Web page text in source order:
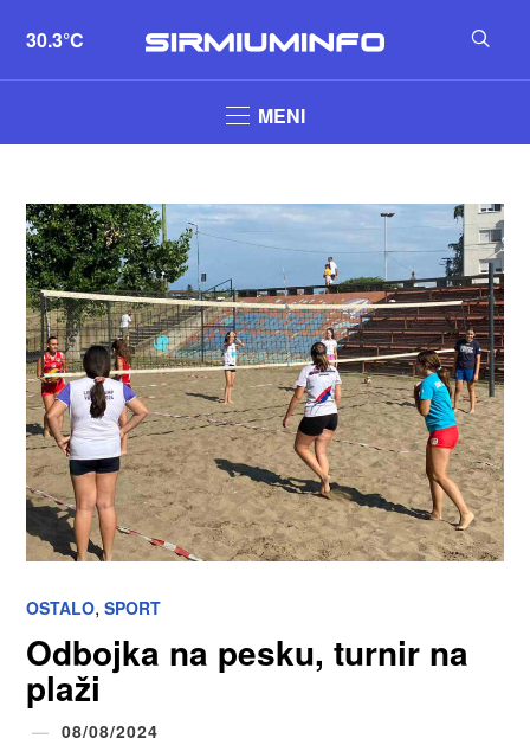
30.3°C
MENI
OSTALO,SPORT
Odbojka na pesku, turnir na
plaži
08/08/2024